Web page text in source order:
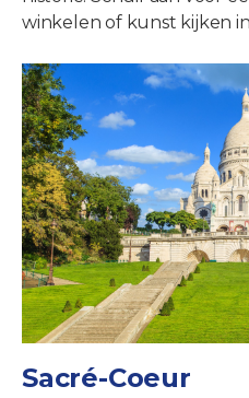
winkelen of kunst kijken
Sacré-Coeur